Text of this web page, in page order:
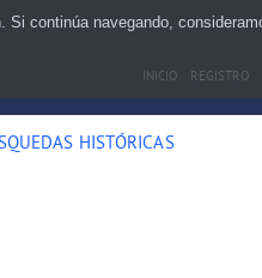
INICIO REGISTRO
HISTÓRICAS
continúa navegando,